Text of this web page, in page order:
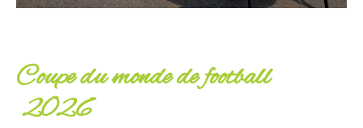
Coupe du monde de football
2026